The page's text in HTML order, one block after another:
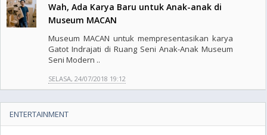
Wah, Ada Karya Baru untuk Anak-anak di
Museum MACAN
Museum MACAN untuk mempresentasikan karya
Gatot Indrajati di Ruang Seni Anak-Anak Museum
Seni Modern ..
SELASA, 24/07/2018 19:12
ENTERTAINMENT